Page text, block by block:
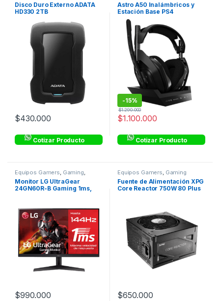
Disco Duro Externo ADATA
HD330 2TB
$430.000
Cotizar Producto
Astro A50 Inalámbricos y
Estación Base PS4
-15%
$1.100.000
$1.290.000
Cotizar Producto
Equipos Gamers, Gaming,
Monitores
Monitor LG UltraGear
24GN60R-B Gaming 1ms,
$990.000
Equipos Gamers, Gaming
Fuente de Alimentación XPG
Core Reactor 750W 80 Plus
$650.000